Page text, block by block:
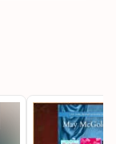
Ball, will it
loves?